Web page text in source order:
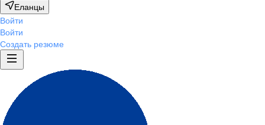
Еланцы
Войти
Войти
Создать резюме